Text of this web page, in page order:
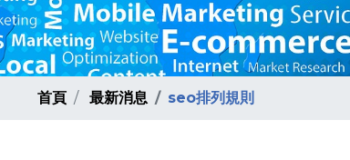
首頁 最新消息 seo排列規則